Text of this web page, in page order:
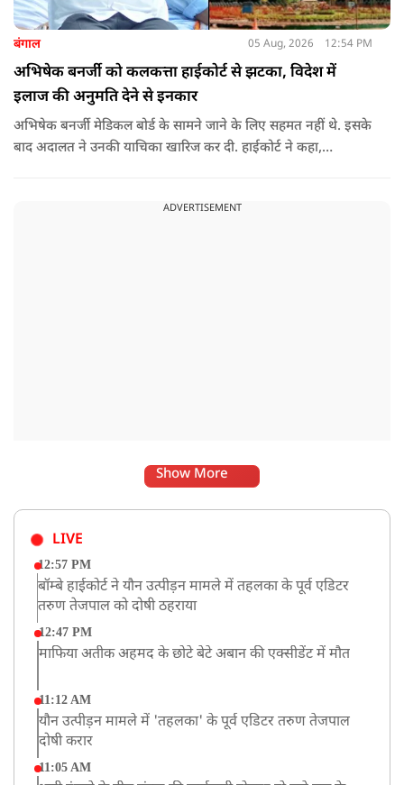
बंगाल 05 Aug, 2026 12:54 PM
अभिषेक बनर्जी को कलकत्ता हाईकोर्ट से झटका, विदेश में
इलाज की अनुमति देने से इनकार
अभिषेक बनर्जी मेडिकल बोर्ड के सामने जाने के लिए सहमत नहीं थे. इसके
बाद अदालत ने उनकी याचिका खारिज कर दी. हाईकोर्ट ने कहा,
​​है कि याचिका दायर करके उठाए गए मुद्दे को और अधिक समय तक लंबित
ADVERTISEMENT
Show More
LIVE
12:57 PM
बॉम्बे हाईकोर्ट ने यौन उत्पीड़न मामले में तहलका के पूर्व एडिटर
तरुण तेजपाल को दोषी ठहराया
12:47 PM
माफिया अतीक अहमद के छोटे बेटे अबान की एक्सीडेंट में मौत
11:12 AM
यौन उत्पीड़न मामले में 'तहलका' के पूर्व एडिटर तरुण तेजपाल
दोषी करार
11:05 AM